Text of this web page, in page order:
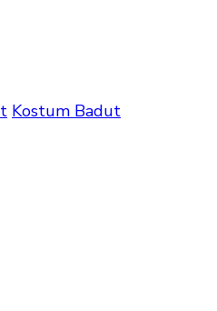
Kostum Badut